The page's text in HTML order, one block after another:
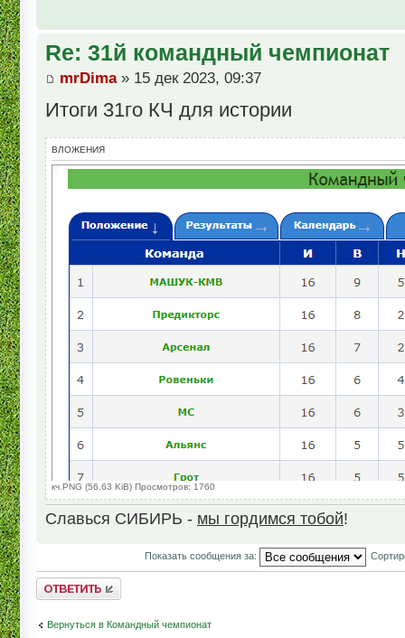
Re: 31й командный чемпионат
mrDima» 15 дек 2023, 09:37
Итоги 31го КЧ для истории
ВЛОЖЕНИЯ
кч.PNG (56.63 KiB) Просмотров: 1760
Славься СИБИРЬ - мы гордимся тобой!
Показать сообщения за:
Комментировать
Вернуться в Командный чемпионат